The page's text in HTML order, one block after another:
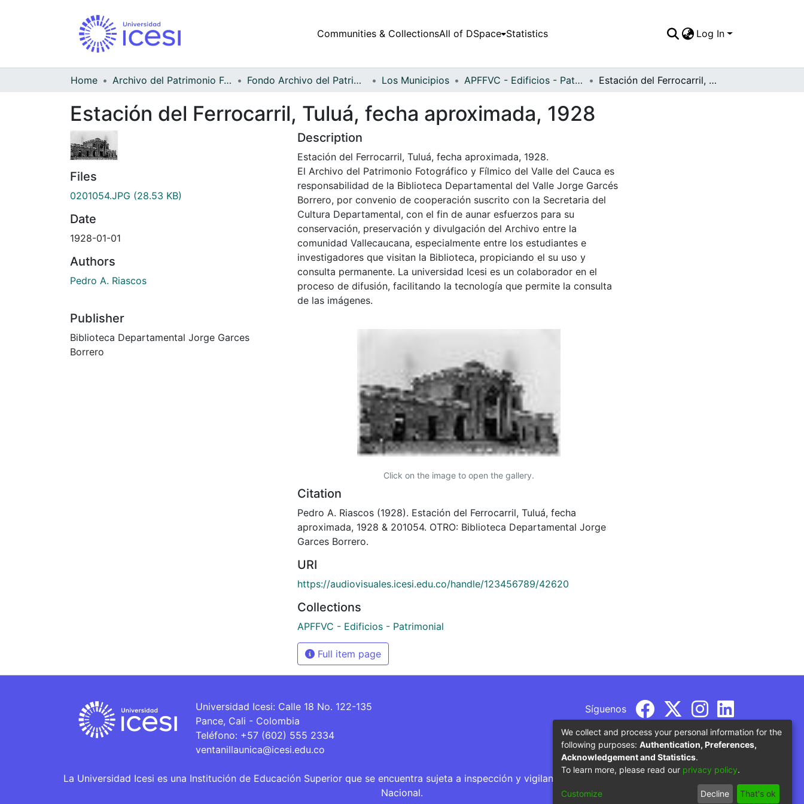
Communities & CollectionsAll of DSpace Statistics Log In
Home Archivo del Patrimonio Fotográfico y Fílmico del Valle del Cauca Fondo Archivo del Patrimonio Fotográfico y Fílmico del Valle del Cauca Los Municipios APFFVC - Edificios - Patrimonial Estación del Ferrocarril, Tuluá, fecha aproximada, 1928
Estación del Ferrocarril, Tuluá, fecha aproximada, 1928
Files
0201054.JPG (28.53 KB)
Date
1928-01-01
Authors
Pedro A. Riascos
Publisher
Biblioteca Departamental Jorge Garces
Borrero
Description
Estación del Ferrocarril, Tuluá, fecha aproximada, 1928.
El Archivo del Patrimonio Fotográfico y Fílmico del Valle del Cauca es
responsabilidad de la Biblioteca Departamental del Valle Jorge Garcés
Borrero, por convenio de cooperación suscrito con la Secretaria del
Cultura Departamental, con el fin de aunar esfuerzos para su
conservación, preservación y divulgación del Archivo entre la
comunidad Vallecaucana, especialmente entre los estudiantes e
investigadores que visitan la Biblioteca, propiciando el su uso y
consulta permanente. La universidad Icesi es un colaborador en el
proceso de difusión, facilitando la tecnología que permite la consulta
de las imágenes.
Click on the image to open the gallery.
Citation
Pedro A. Riascos (1928). Estación del Ferrocarril, Tuluá, fecha
aproximada, 1928 & 201054. OTRO: Biblioteca Departamental Jorge
Garces Borrero.
URI
https://audiovisuales.icesi.edu.co/handle/123456789/42620
Collections
APFFVC - Edificios - Patrimonial
Full item page
Universidad Icesi: Calle 18 No. 122-135
Pance, Cali - Colombia
Teléfono: +57 (602) 555 2334
ventanillaunica@icesi.edu.co
Síguenos
La Universidad Icesi es una Institución de Educación Superior que se encuentra sujeta a inspección y vigilancia por parte del Ministerio de Educación
Nacional.
We collect and process your personal information for the
following purposes: Authentication, Preferences,
Acknowledgement and Statistics.
To learn more, please read our privacy policy.
Customize Decline That's ok